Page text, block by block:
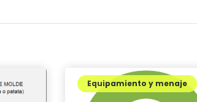
Equipamiento y menaje